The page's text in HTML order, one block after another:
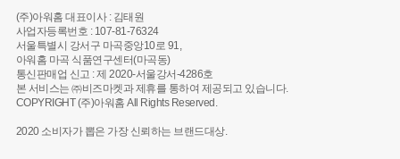
(주)아워홈 대표이사 : 김태원
사업자등록번호 : 107-81-76324
서울특별시 강서구 마곡중앙10로 91,
아워홈 마곡 식품연구센터(마곡동)
통신판매업 신고 : 제 2020-서울강서-4286호
본 서비스는 ㈜비즈마켓과 제휴를 통하여 제공되고 있습니다.
COPYRIGHT (주)아워홈 All Rights Reserved.
2020 소비자가 뽑은 가장 신뢰하는 브랜드대상.